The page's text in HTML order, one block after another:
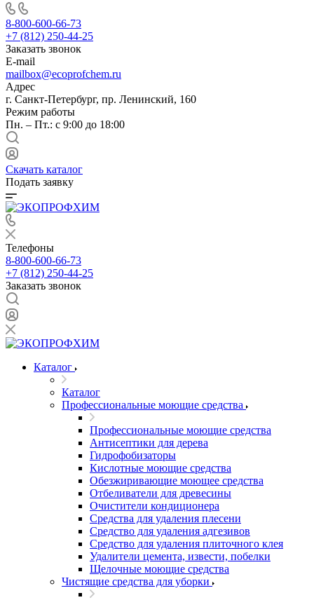
8-800-600-66-73
+7 (812) 250-44-25
Заказать звонок
E-mail
mailbox@ecoprofchem.ru
Адрес
г. Санкт-Петербург, пр. Ленинский, 160
Режим работы
Пн. – Пт.: с 9:00 до 18:00
Скачать каталог
Подать заявку
Телефоны
8-800-600-66-73
+7 (812) 250-44-25
Заказать звонок
Каталог
Каталог
Профессиональные моющие средства
Профессиональные моющие средства
Антисептики для дерева
Гидрофобизаторы
Кислотные моющие средства
Обезжиривающие моющее средства
Отбеливатели для древесины
Очистители кондиционера
Средства для удаления плесени
Средство для удаления адгезивов
Средство для удаления плиточного клея
Удалители цемента, извести, побелки
Щелочные моющие средства
Чистящие средства для уборки